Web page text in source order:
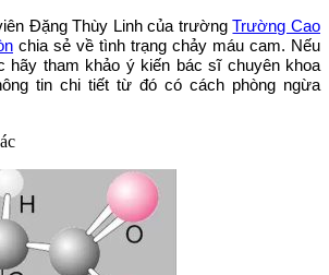
Đặng Thùy Linh của trườngTrường Cao
chia sẻ về tình trạng chảy máu cam. Nếu
hãy tham khảo ý kiến bác sĩ chuyên khoa
tin chi tiết từ đó có cách phòng ngừa